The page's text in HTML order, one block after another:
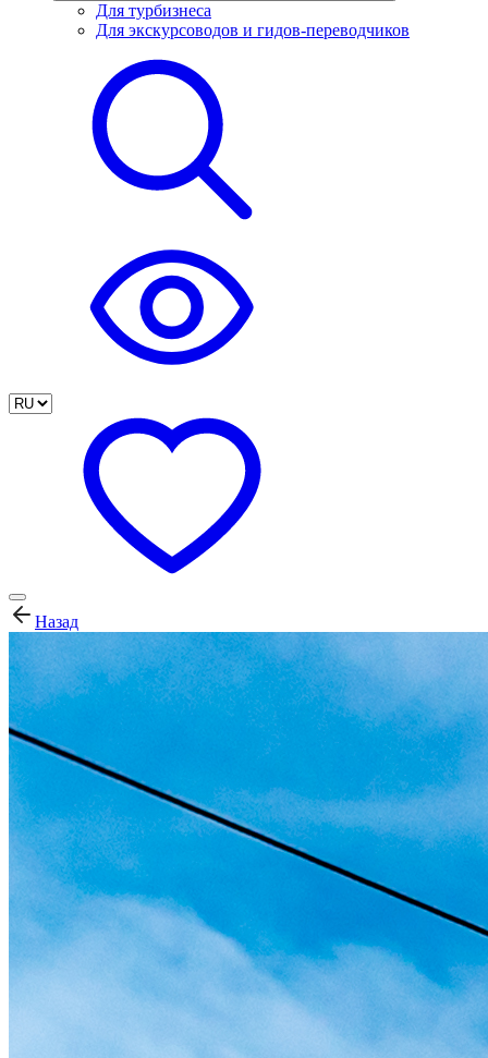
Для турбизнеса
Для экскурсоводов и гидов-переводчиков
Назад